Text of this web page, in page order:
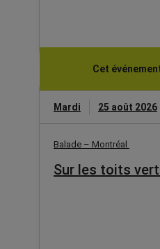
Cet
Mardi 25 août 2026
Balade – Montréal
Sur les toits